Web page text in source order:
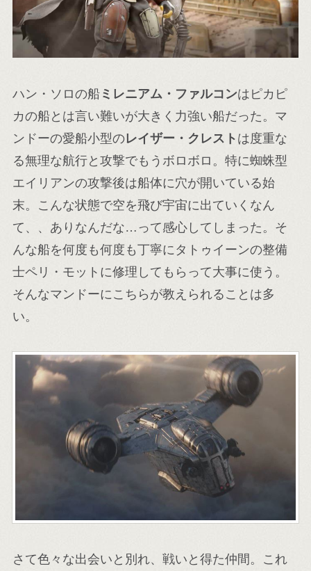
ハン・ソロの船ミレニアム・ファルコンはピカピ
カの船とは言い難いが大きく力強い船だった。マ
ンドーの愛船小型のレイザー・クレスト は度重な
る無理な航行と攻撃でもうボロボロ。特に蜘蛛型
エイリアンの攻撃後は船体に穴が開いている始
末。こんな状態で空を飛び宇宙に出ていくなん
て、、ありなんだな…って感心してしまった。そ
んな船を何度も何度も丁寧にタトゥイーンの整備
士ペリ・モットに修理してもらって大事に使う。
そんなマンドーにこちらが教えられることは多
い。
さて色々な出会いと別れ、戦いと得た仲間。これ